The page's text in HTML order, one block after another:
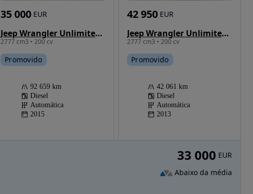
Jeep Wrangler Unlimited 2.8 CRD ATX Sahara Adventure Edition
2777 cm3 • 200 cv
35 000 EUR
Promovido
92 659 km
Diesel
Automática
2015
Jeep Wrangler Unlimited 2.8 CRD ATX Sahara Adventure Edition
2777 cm3 • 200 cv
42 950 EUR
Promovido
42 061 km
Diesel
Automática
2013
33 000 EUR
Abaixo da média